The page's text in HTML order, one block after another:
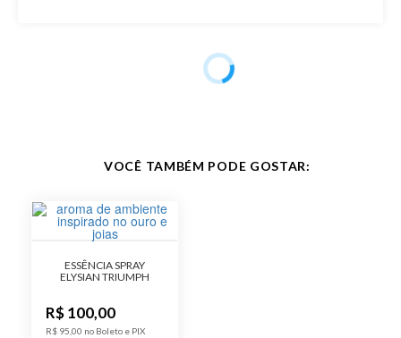
30 ml / Aplicação Spray /
VOCÊ TAMBÉM PODE GOSTAR:
ESSÊNCIA SPRAY
ELYSIAN TRIUMPH
R$ 100,00
R$ 95,00 no Boleto e PIX